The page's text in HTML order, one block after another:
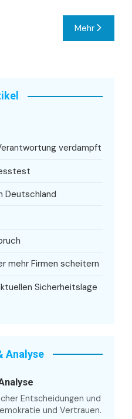
Mehr
verdampft
Deutschland
mehr Firmen scheitern
Sicherheitslage
Analyse
Entscheidungen und
und Vertrauen.